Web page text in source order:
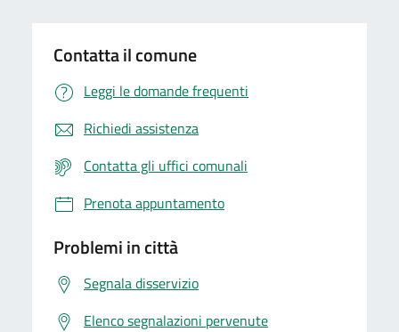
Contatta il comune
Leggi le domande frequenti
Richiedi assistenza
Contatta gli uffici comunali
Prenota appuntamento
Problemi in città
Segnala disservizio
Elenco segnalazioni pervenute